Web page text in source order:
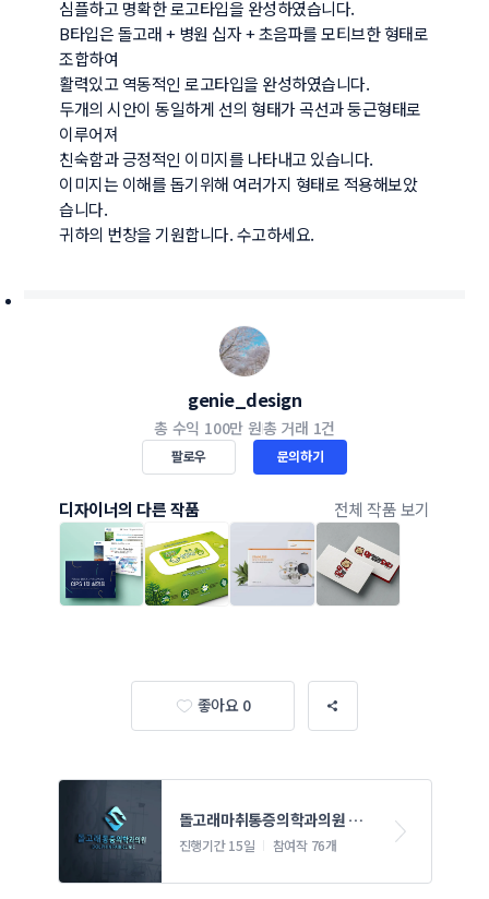
심플하고 명확한 로고타입을 완성하였습니다.
B타입은 돌고래 + 병원 십자 + 초음파를 모티브한 형태로
조합하여
활력있고 역동적인 로고타입을 완성하였습니다.
두개의 시안이 동일하게 선의 형태가 곡선과 둥근형태로
이루어져
친숙함과 긍정적인 이미지를 나타내고 있습니다.
이미지는 이해를 돕기위해 여러가지 형태로 적용해보았
습니다.
귀하의 번창을 기원합니다. 수고하세요.
genie_design
총 수익 100만 원총 거래 1건
팔로우 문의하기
디자이너의 다른 작품 전체 작품 보기
좋아요 0
돌고래마취통증의학과의원 로
고/간판 디자인 의뢰
진행기간 15일 참여작 76개